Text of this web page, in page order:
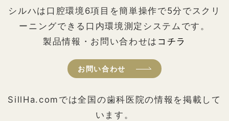
シルハは口腔環境6項目を簡単操作で5分でスクリ
ーニングできる口内環境測定システムです。
製品情報・お問い合わせは コチラ
お問い合わせ
SillHa.comでは全国の歯科医院の情報を掲載して
います。